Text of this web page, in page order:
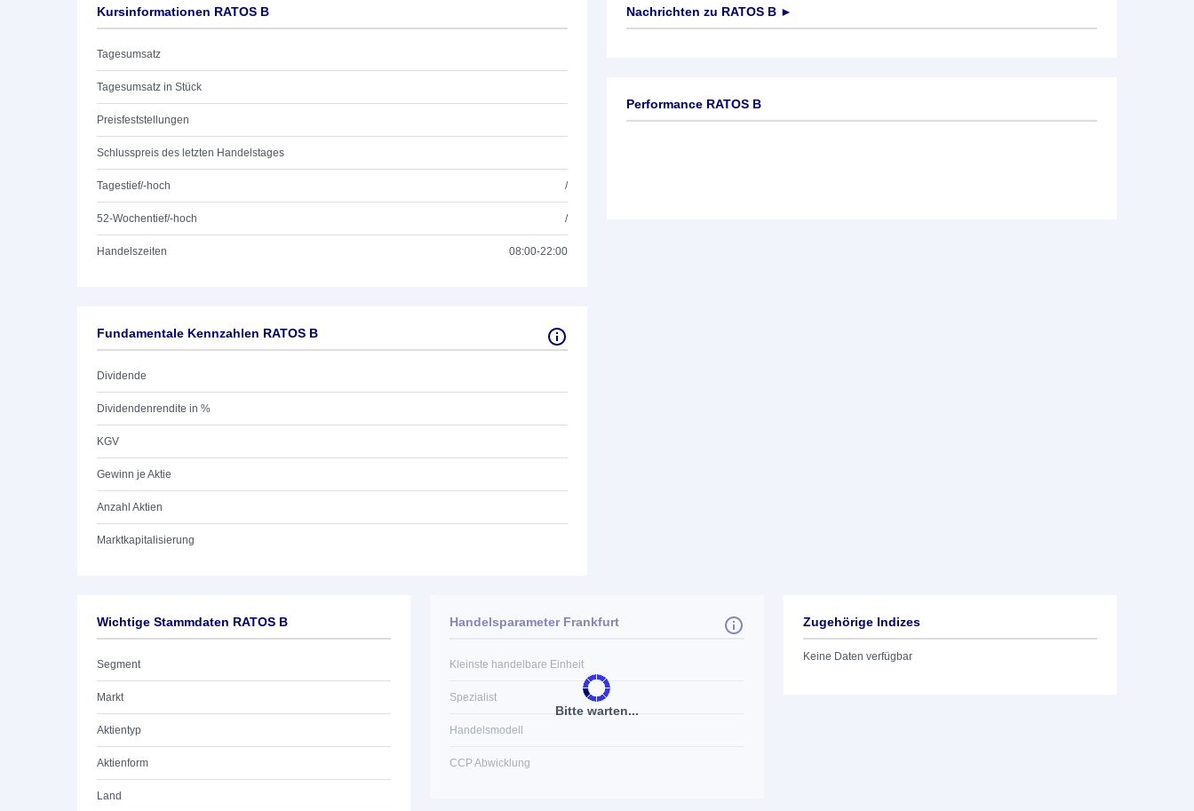
Kursinformationen RATOS B
Tagesumsatz
Tagesumsatz in Stück
Preisfeststellungen
Schlusspreis des letzten Handelstages
Tagestief/-hoch /
52-Wochentief/-hoch /
Handelszeiten 08:00-22:00
Fundamentale Kennzahlen RATOS B
Dividende
Dividendenrendite in %
KGV
Gewinn je Aktie
Anzahl Aktien
Marktkapitalisierung
Nachrichten zu RATOS B ►
Performance RATOS B
Wichtige Stammdaten RATOS B
Segment
Markt
Aktientyp
Aktienform
Land
Bitte warten...
Handelsparameter Frankfurt
Kleinste handelbare Einheit
Spezialist
Handelsmodell
CCP Abwicklung
Zugehörige Indizes
Keine Daten verfügbar